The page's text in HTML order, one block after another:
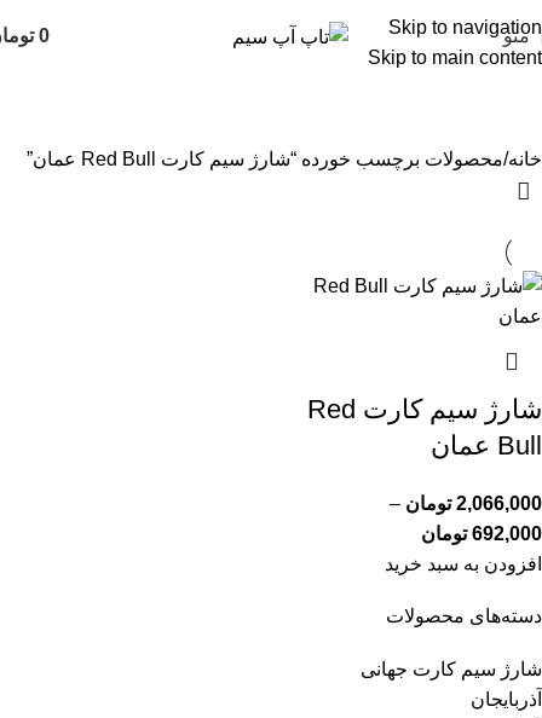
Skip to navigation
Skip to main content
منو 0
دسته‌های محصولات
شارژ سیم کارت جهانی
آذربایجان
خانه محصولات برچسب خورده “شارژ سیم کارت Red Bull عمان”
شارژ سیم کارت Red
Bull عمان
2,066,000 تومان –
692,000 تومان
افزودن به سبد خرید